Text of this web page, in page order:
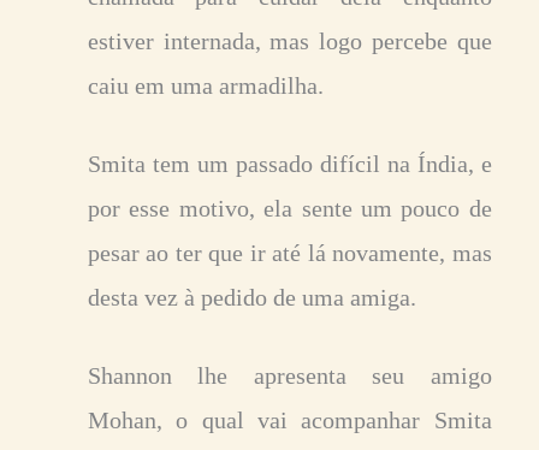
estiver internada, mas logo percebe que
caiu em uma armadilha.
Smita tem um passado difícil na Índia, e
por esse motivo, ela sente um pouco de
pesar ao ter que ir até lá novamente, mas
desta vez à pedido de uma amiga.
Shannon lhe apresenta seu amigo
Mohan, o qual vai acompanhar Smita